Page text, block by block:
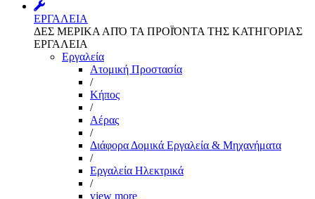
ΕΡΓΑΛΕΙΑ
ΔΕΣ ΜΕΡΙΚΑ ΑΠΌ ΤΑ ΠΡΟΪΌΝΤΑ ΤΗΣ ΚΑΤΗΓΟΡΙΑΣ
ΕΡΓΑΛΕΙΑ
Εργαλεία
Aτομική Προστασία
/
Kήπος
/
Αέρας
/
Διάφορα Δομικά Εργαλεία & Μηχανήματα
/
Εργαλεία Ηλεκτρικά
/
view more